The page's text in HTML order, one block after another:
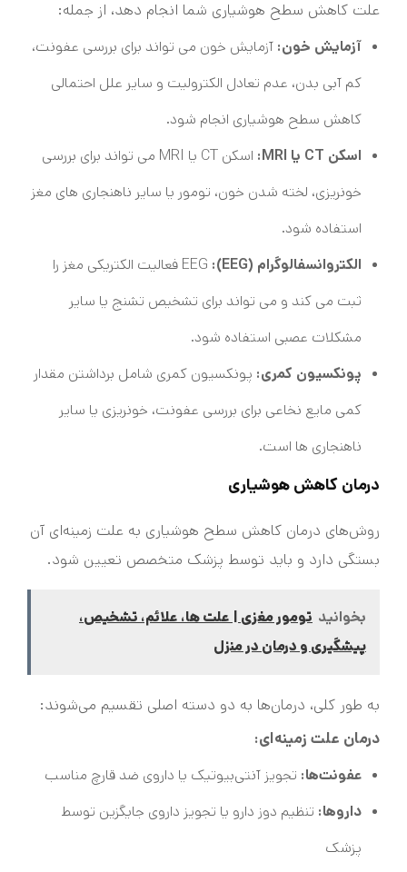
علت کاهش سطح هوشیاری شما انجام دهد، از جمله:
آزمایش خون: آزمایش خون می تواند برای بررسی عفونت،
کم آبی بدن، عدم تعادل الکترولیت و سایر علل احتمالی
کاهش سطح هوشیاری انجام شود.
اسکن CT یا MRI:
اسکن CT یا MRI می تواند برای بررسی
خونریزی، لخته شدن خون، تومور یا سایر ناهنجاری های مغز
استفاده شود.
الکتروانسفالوگرام (EEG):
EEG فعالیت الکتریکی مغز را
ثبت می کند و می تواند برای تشخیص تشنج یا سایر
مشکلات عصبی استفاده شود.
پونکسیون کمری: پونکسیون کمری شامل برداشتن مقدار
کمی مایع نخاعی برای بررسی عفونت، خونریزی یا سایر
ناهنجاری ها است.
درمان کاهش هوشیاری
روش‌های درمان کاهش سطح هوشیاری به علت زمینه‌ای آن
بستگی دارد و باید توسط پزشک متخصص تعیین شود.
بخوانید تومور مغزی | علت ها، علائم، تشخیص،
پیشگیری و درمان در منزل
به طور کلی، درمان‌ها به دو دسته اصلی تقسیم می‌شوند:
درمان علت زمینه‌ای:
عفونت‌ها: تجویز آنتی‌بیوتیک یا داروی ضد قارچ مناسب
داروها: تنظیم دوز دارو یا تجویز داروی جایگزین توسط
پزشک